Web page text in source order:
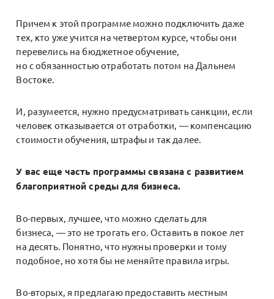
Причем к этой программе можно подключить даже
тех, кто уже учится на четвертом курсе, чтобы они
перевелись на бюджетное обучение,
но с обязанностью отработать потом на Дальнем
Востоке.
И, разумеется, нужно предусматривать санкции, если
человек отказывается от отработки, — компенсацию
стоимости обучения, штрафы и так далее.
У вас еще часть программы связана с развитием
благоприятной среды для бизнеса.
Во-первых, лучшее, что можно сделать для
бизнеса, — это не трогать его. Оставить в покое лет
на десять. Понятно, что нужны проверки и тому
подобное, но хотя бы не меняйте правила игры.
Во-вторых, я предлагаю предоставить местным